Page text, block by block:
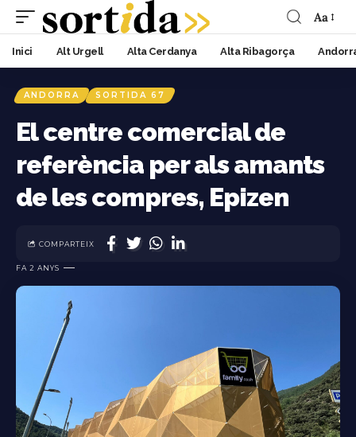
Aa
Inici Alt Urgell Alta Cerdanya Alta Ribagorça
ANDORRA SORTIDA 67
El centre comercial de
referència per als amants
de les compres, Epizen
FA 2 ANYS
COMPARTEIX